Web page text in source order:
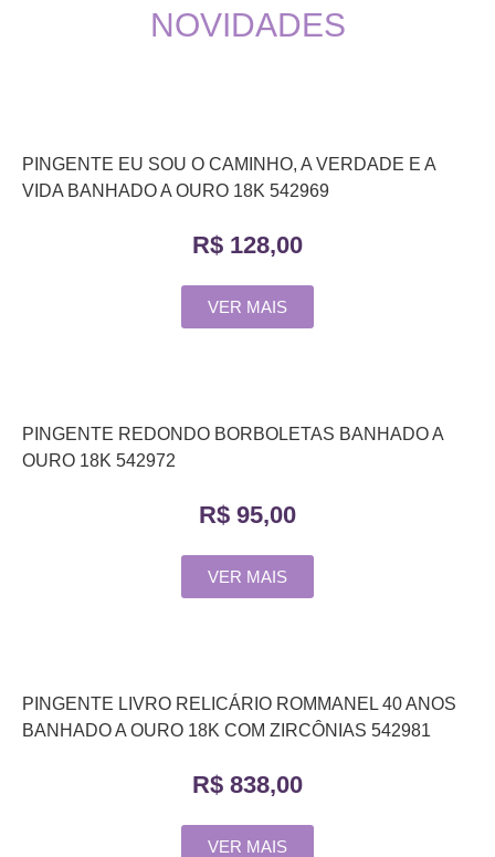
NOVIDADES
PINGENTE EU SOU O CAMINHO, A VERDADE E A
VIDA BANHADO A OURO 18K 542969
R$ 128,00
VER MAIS
PINGENTE REDONDO BORBOLETAS BANHADO A
OURO 18K 542972
R$ 95,00
VER MAIS
PINGENTE LIVRO RELICÁRIO ROMMANEL 40 ANOS
BANHADO A OURO 18K COM ZIRCÔNIAS 542981
R$ 838,00
VER MAIS